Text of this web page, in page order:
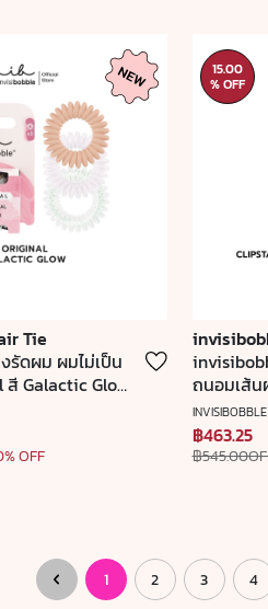
Tie
รัดผม ผมไม่เป็น
Galactic Glow
(1 กล่องบรรจุ 3
OFF
ถนอมเส้น
Country
กล่องบรรจุ
INVISIBOBBLE
฿463.25
฿
15.00
% OFF
1 2 3 4